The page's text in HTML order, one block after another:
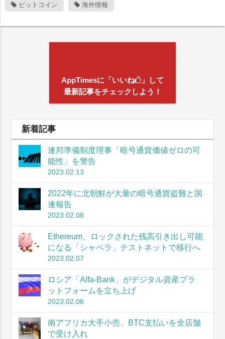
ビットコイン 海外情報
AppTimesに「いいね
」して
最新記事をチェックしよう！
新着記事
連邦準備制度理事「暗号通貨価値ゼロの可
能性」を警告
2023.02.13
2022年に北朝鮮が大量の暗号通貨盗難と国
連報告
2023.02.08
Ethereum、ロックされた残高引き出し可能
になる「シャペラ」テストネットで移行へ
2023.02.07
ロシア「Alfa-Bank」がデジタル資産プラ
ットフォームを立ち上げ
2023.02.06
南アフリカ大手小売、BTC支払いを全店舗
で受け入れ